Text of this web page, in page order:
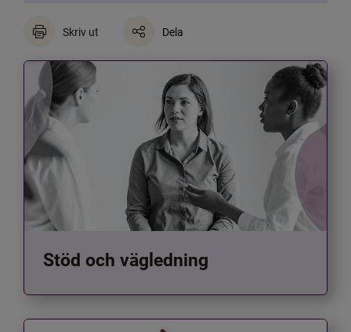
Skriv ut Dela
Stöd och vägledning